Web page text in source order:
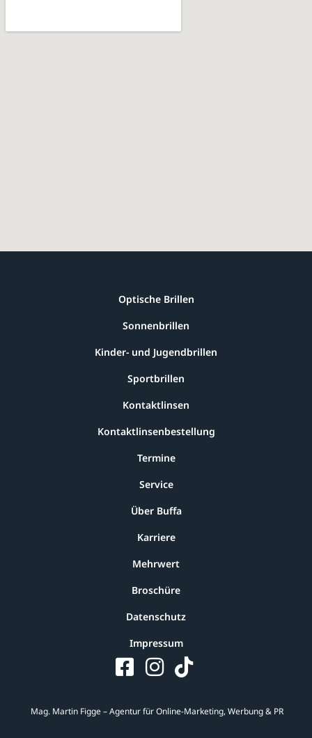
Optische Brillen
Sonnenbrillen
Kinder- und Jugendbrillen
Sportbrillen
Kontaktlinsen
Kontaktlinsenbestellung
Termine
Service
Über Buffa
Karriere
Mehrwert
Broschüre
Datenschutz
Impressum
Mag. Martin Figge – Agentur für Online-Marketing, Werbung & PR